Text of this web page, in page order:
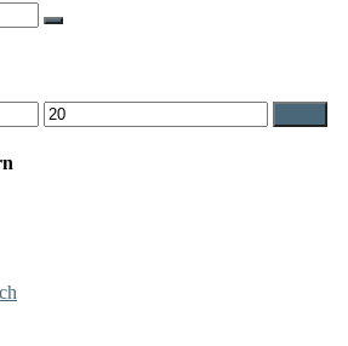
Max.
Preis